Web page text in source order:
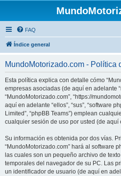
FAQ
Índice general
MundoMotorizado.com - Política
Esta política explica con detalle cómo
empresas asociadas (de aquí en adelante
“MundoMotorizado.com”, “https://
aquí en adelante “ellos”, “sus”, “software
Limited”, “phpBB Teams”) emplean
cualquier sesión de uso por usted (de aquí
Su información es obtenida por dos vías.
“MundoMotorizado.com” hará al software
las cuales son un pequeño archivo de
temporales del navegador de su PC. Las
un identificador de usuario (de aquí en